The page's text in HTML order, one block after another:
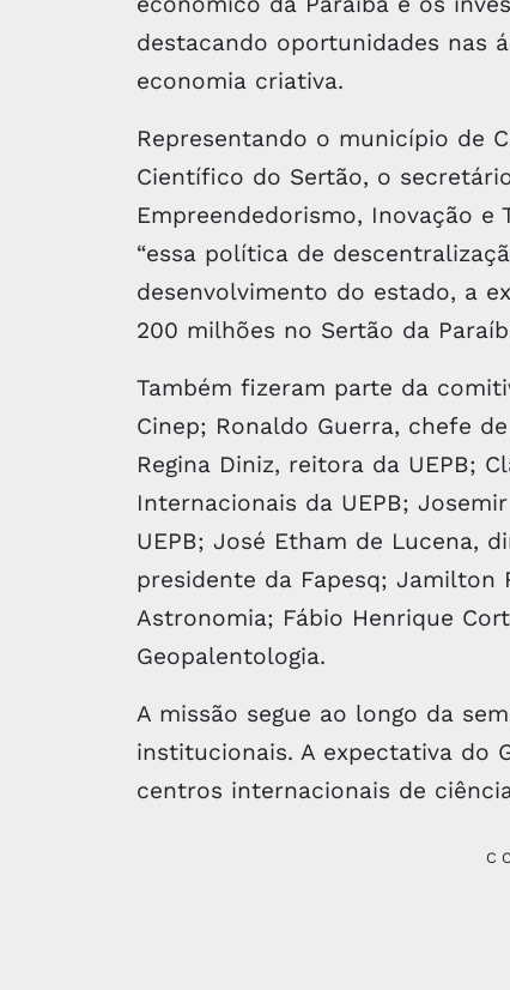
destacando oportunidades nas
economia criativa.
Representando o município de
Científico do ​Sertão, o
Empreendedorismo, Inovação e
“essa política de
desenvolvimento do estado, a
200 milhões no Sertão da
Também fizeram parte da
Cinep; Ronaldo Guerra, chefe
Regina Diniz, reitora da UEPB;
Internacionais da UEPB;
UEPB; José Etham de Lucena,
presidente da Fapesq; Jamilton
Astronomia; Fábio Henrique
Geopalentologia.
A missão segue ao longo da
institucionais. A expectativa do
centros internacionais de